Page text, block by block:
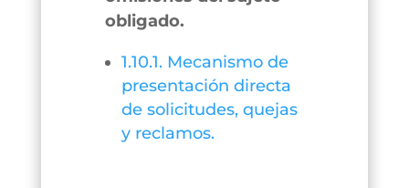
obligado.
1.10.1. Mecanismo de
presentación directa
de solicitudes, quejas
y reclamos.